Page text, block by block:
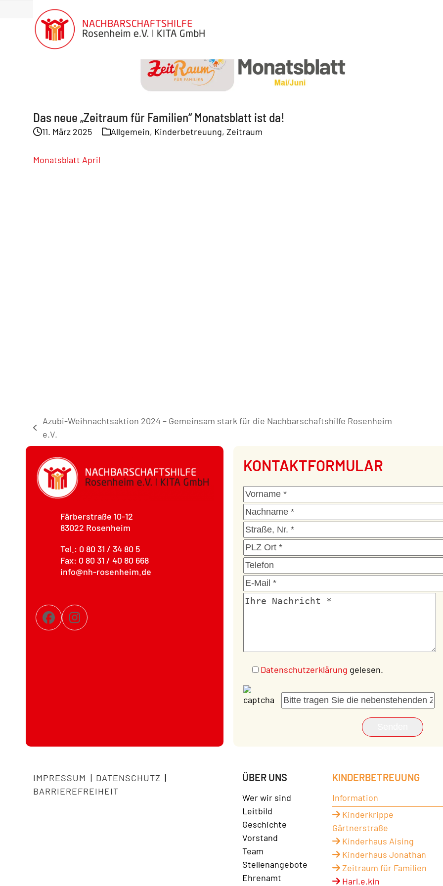
News
Das neue „Zeitraum für Familien“ Monatsblatt ist da!
11. März 2025 Allgemein, Kinderbetreuung,Zeitraum
Monatsblatt April
vorheriger
Beitrag:
Azubi-Weihnachtsaktion 2024 – Gemeinsam stark für die Nachbarschaftshilfe Rosenheim
e.V.
Färberstraße 10-12
83022 Rosenheim
Tel.: 0 80 31 / 34 80 5
Fax: 0 80 31 / 40 80 668
info@nh-rosenheim.de
FacebookInstagram
KONTAKTFORMULAR
Datenschutzerklärung gelesen.
IMPRESSUM | DATENSCHUTZ |
BARRIEREFREIHEIT
ÜBER UNS
Wer wir sind
Leitbild
Geschichte
Vorstand
Team
Stellenangebote
Ehrenamt
KINDERBETREUUNG
Information
Kinderkrippe
Gärtnerstraße
Kinderhaus Aising
Kinderhaus Jonathan
Zeitraum für Familien
Harl.e.kin